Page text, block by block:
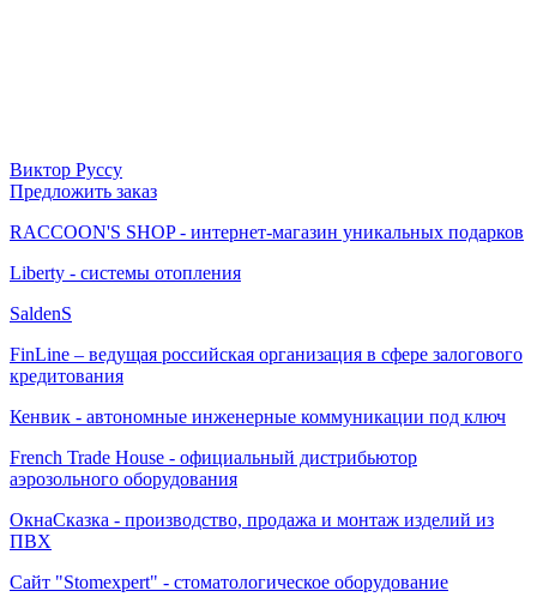
Виктор Руссу
Предложить заказ
RACCOON'S SHOP - интернет-магазин уникальных подарков
Liberty - системы отопления
SaldenS
FinLine – ведущая российская организация в сфере залогового
кредитования
Кенвик - автономные инженерные коммуникации под ключ
French Trade House - официальный дистрибьютор
аэрозольного оборудования
ОкнаСказка - производство, продажа и монтаж изделий из
ПВХ
Сайт "Stomexpert" - стоматологическое оборудование